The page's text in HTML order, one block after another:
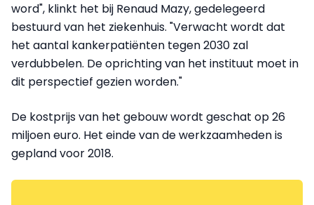
word", klinkt het bij Renaud Mazy, gedelegeerd
bestuurd van het ziekenhuis. "Verwacht wordt dat
het aantal kankerpatiënten tegen 2030 zal
verdubbelen. De oprichting van het instituut moet in
dit perspectief gezien worden."
De kostprijs van het gebouw wordt geschat op 26
miljoen euro. Het einde van de werkzaamheden is
gepland voor 2018.